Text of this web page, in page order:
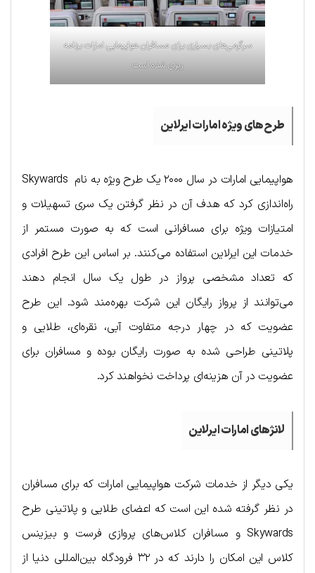
سرگرمی‌های بسیاری برای مسافران هواپیمایی امارات برنامه
ریزی شده است
طرح‌های ویژه امارات ایرلاین
هواپیمایی امارات در سال ۲۰۰۰ یک طرح ویژه به نام Skywards
راه‌اندازی کرد که هدف آن در نظر گرفتن یک سری تسهیلات و
امتیازات ویژه برای مسافرانی است که به صورت مستمر از
خدمات این ایرلاین استفاده می‌کنند. بر اساس این طرح افرادی
که تعداد مشخصی پرواز در طول یک سال انجام دهند
می‌توانند از پرواز رایگان این شرکت بهره‌مند شود. این طرح
عضویت که در چهار درجه متفاوت آبی، نقره‌ای، طلایی و
پلاتینی طراحی شده به صورت رایگان بوده و مسافران برای
عضویت در آن هزینه‌ای پرداخت نخواهند کرد.
لانژهای امارات ایرلاین
یکی دیگر از خدمات شرکت هواپیمایی امارات که برای مسافران
در نظر گرفته شده این است که اعضای طلایی و پلاتینی طرح
Skywards و مسافران کلاس‌های پروازی فرست و بیزینس
کلاس این امکان را دارند که در ۳۲ فرودگاه بین‌المللی دنیا از